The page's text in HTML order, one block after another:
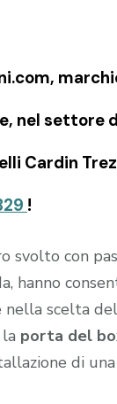
nel settore
Cardin
!
svolto con
hanno
nella scelta
porta del
di una